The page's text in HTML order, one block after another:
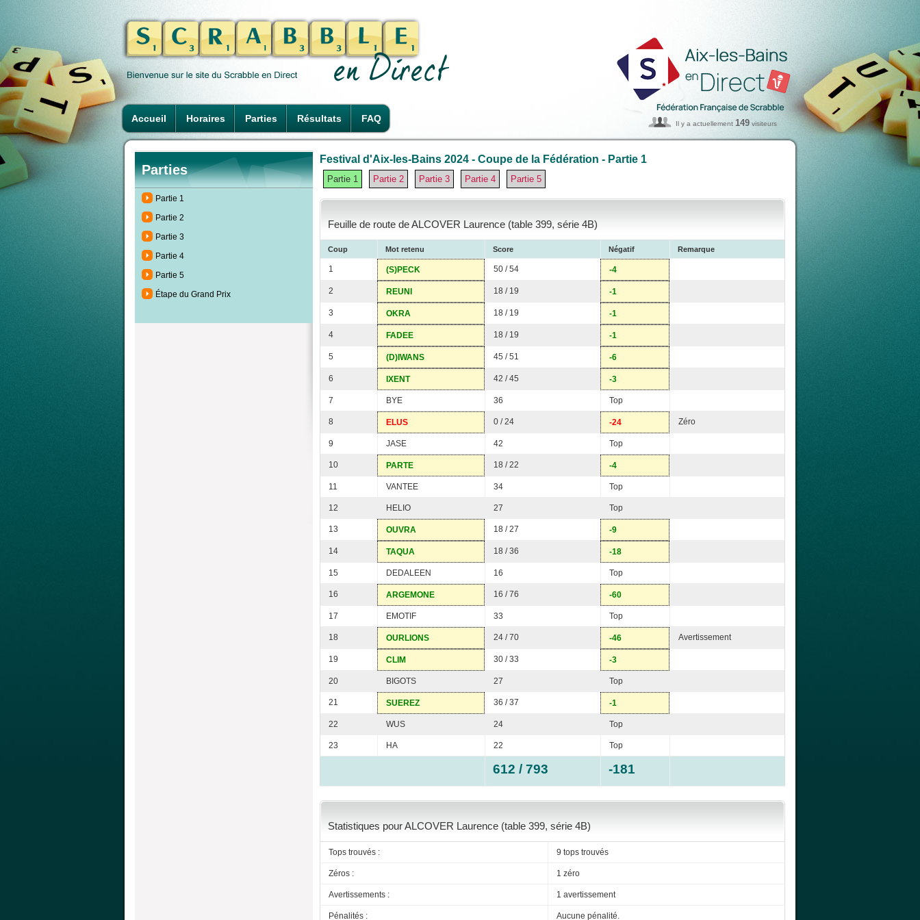
Accueil Horaires Parties Résultats FAQ Il y a actuellement 149 visiteurs
Parties
Partie 1
Partie 2
Partie 3
Partie 4
Partie 5
Étape du Grand Prix
Festival d'Aix-les-Bains 2024 - Coupe de la Fédération - Partie 1
Partie 1 Partie 2 Partie 3 Partie 4 Partie 5
Feuille de route de ALCOVER Laurence (table 399, série 4B)
Coup Mot retenu Score Négatif Remarque
1 (S)PECK 50 / 54 -4
2 REUNI 18 / 19 -1
3 OKRA 18 / 19 -1
4 FADEE 18 / 19 -1
5 (D)IWANS 45 / 51 -6
6 IXENT 42 / 45 -3
7 BYE 36 Top
8 ELUS 0 / 24 -24 Zéro
9 JASE 42 Top
10 PARTE 18 / 22 -4
11 VANTEE 34 Top
12 HELIO 27 Top
13 OUVRA 18 / 27 -9
14 TAQUA 18 / 36 -18
15 DEDALEEN 16 Top
16 ARGEMONE 16 / 76 -60
17 EMOTIF 33 Top
18 OURLIONS 24 / 70 -46 Avertissement
19 CLIM 30 / 33 -3
20 BIGOTS 27 Top
21 SUEREZ 36 / 37 -1
22 WUS 24 Top
23 HA 22 Top
612 / 793 -181
Statistiques pour ALCOVER Laurence (table 399, série 4B)
Tops trouvés : 9 tops trouvés
Zéros : 1 zéro
Avertissements : 1 avertissement
Pénalités : Aucune pénalité.